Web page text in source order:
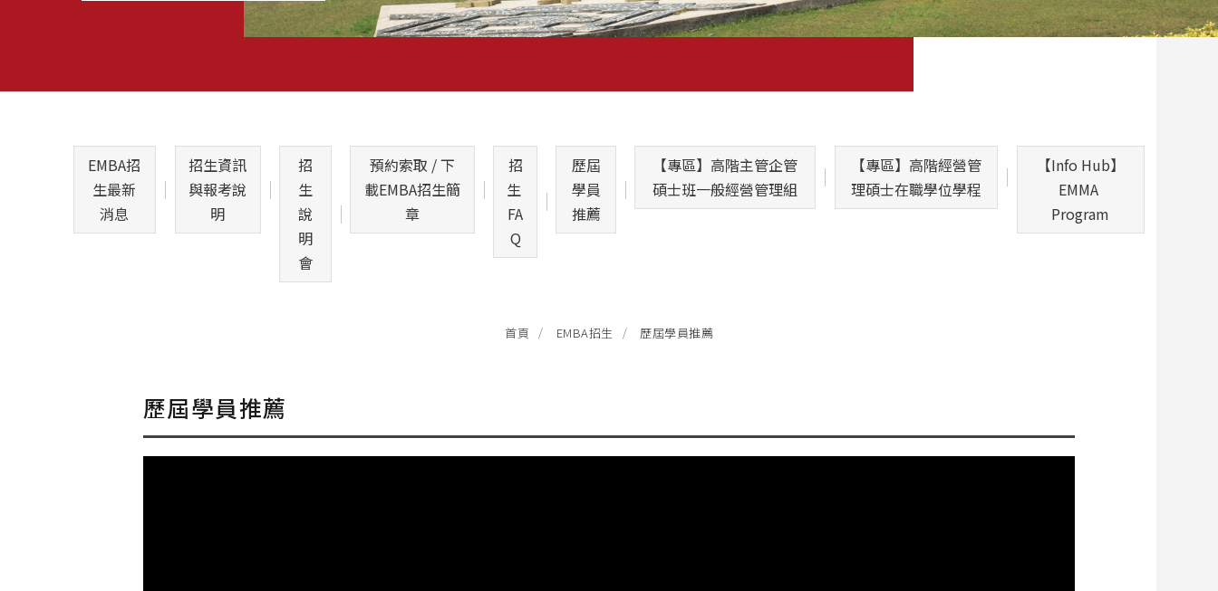
EMBA招
生最新
消息
招生資訊
與報考說
明
招
生
說
明
會
預約索取 / 下
載EMBA招生簡
章
招
生
FA
Q
歷屆
學員
推薦
【專區】高階主管企管
碩士班一般經營管理組
【專區】高階經營管
理碩士在職學位學程
【Info Hub】
EMMA
Program
首頁 EMBA招生 歷屆學員推薦
歷屆學員推薦